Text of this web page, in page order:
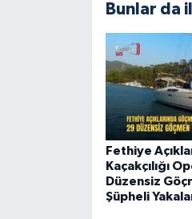
Bunlar da
Fethiye
Kaçakçılığı
Düzensiz
Şüpheli